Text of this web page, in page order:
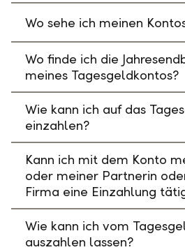
Wo sehe ich meinen
Wo finde ich die
meines Tagesgeldkontos?
Wie kann ich auf das
einzahlen?
Kann ich mit dem Konto
oder meiner Partnerin
Firma eine Einzahlung
Wie kann ich vom
auszahlen lassen?